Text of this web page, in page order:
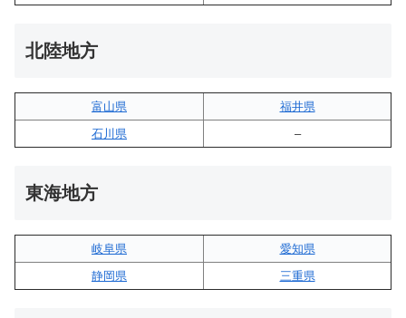
北陸地方
富山県
福井県
石川県
–
東海地方
岐阜県
愛知県
静岡県
三重県